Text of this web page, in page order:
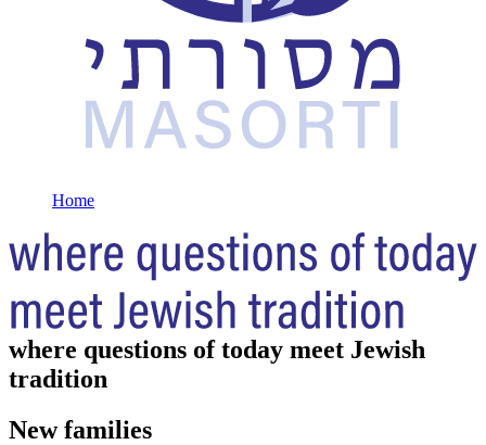
Home
where questions of today meet Jewish
tradition
New families